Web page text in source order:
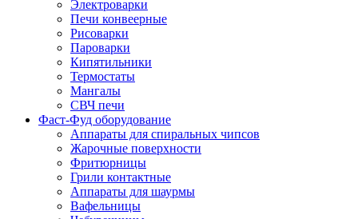
Электроварки
Печи конвеерные
Рисоварки
Пароварки
Кипятильники
Термостаты
Мангалы
СВЧ печи
Фаст-Фуд оборудование
Аппараты для спиральных чипсов
Жарочные поверхности
Фритюрницы
Грили контактные
Аппараты для шаурмы
Вафельницы